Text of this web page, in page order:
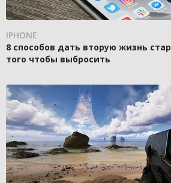
IPHONE
8 способов дать вторую жизнь
того чтобы выбросить